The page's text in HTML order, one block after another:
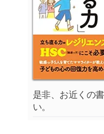
是非、お近くの
い。